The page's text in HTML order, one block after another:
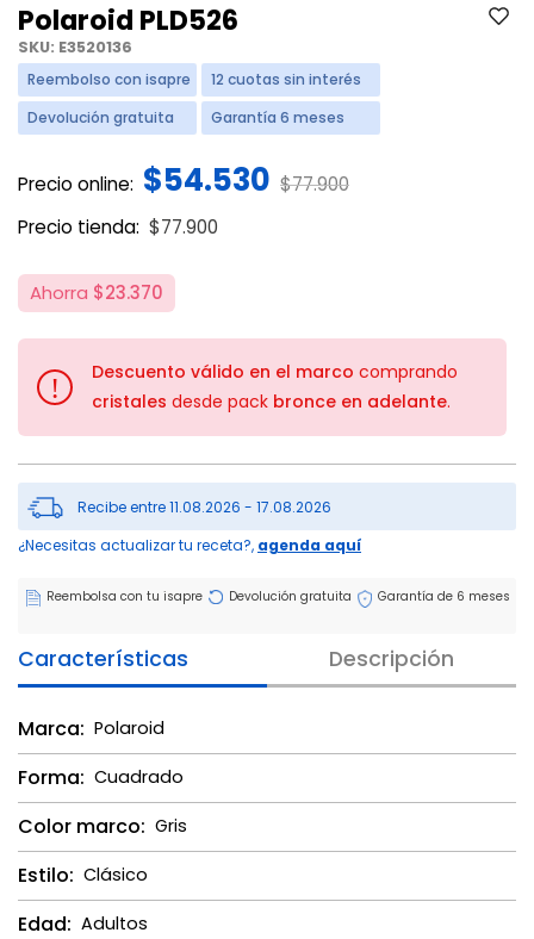
Polaroid PLD526
SKU: E3520136
Reembolso con isapre
12 cuotas sin interés
Devolución gratuita
Garantía 6 meses
Precio online: $54.530 Price reduced from
$77.900to
Precio tienda:
Price reduced from
$77.900
Ahorra $23.370
! Descuento válido en el marco comprando
cristales desde pack bronce en adelante.
Recibe entre 11.08.2026 - 17.08.2026
¿Necesitas actualizar tu receta?, agenda aquí
Reembolsa con tu isapre Devolución gratuita Garantía de 6 meses
Características Descripción
Marca: Polaroid
Forma: Cuadrado
Color marco: Gris
Estilo: Clásico
Edad: Adultos